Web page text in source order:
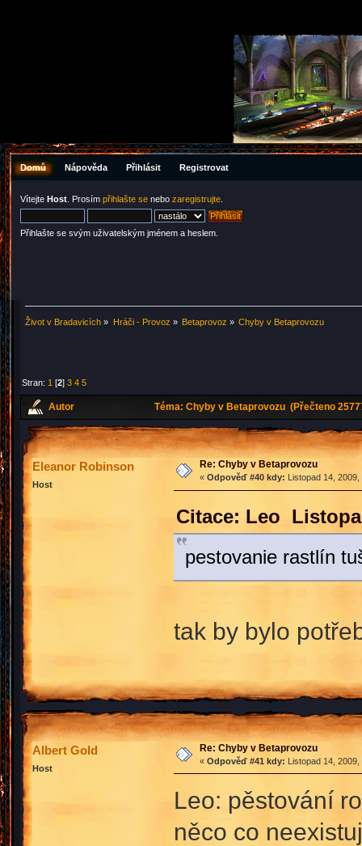
Domů Nápověda Přihlásit Registrovat
Vítejte Host . Prosím přihlašte se nebo zaregistrujte
Přihlašte se svým uživatelským jménem a heslem.
Život v Bradavicích » Hráči - Provoz » Betaprovoz » Chyby v Betaprovozu
Stran: 1 [2]3 4 5
Autor Téma: Chyby v Betaprovozu (Přečteno
Eleanor Robinson
Host
Re: Chyby v Betaprovozu
« Odpověď #40 kdy: Listopad 14,
Citace: Leo
pestovanie rastlín
tak by bylo
Albert Gold
Host
Re: Chyby v Betaprovozu
« Odpověď #41 kdy: Listopad 14,
Leo: pěstování
něco co